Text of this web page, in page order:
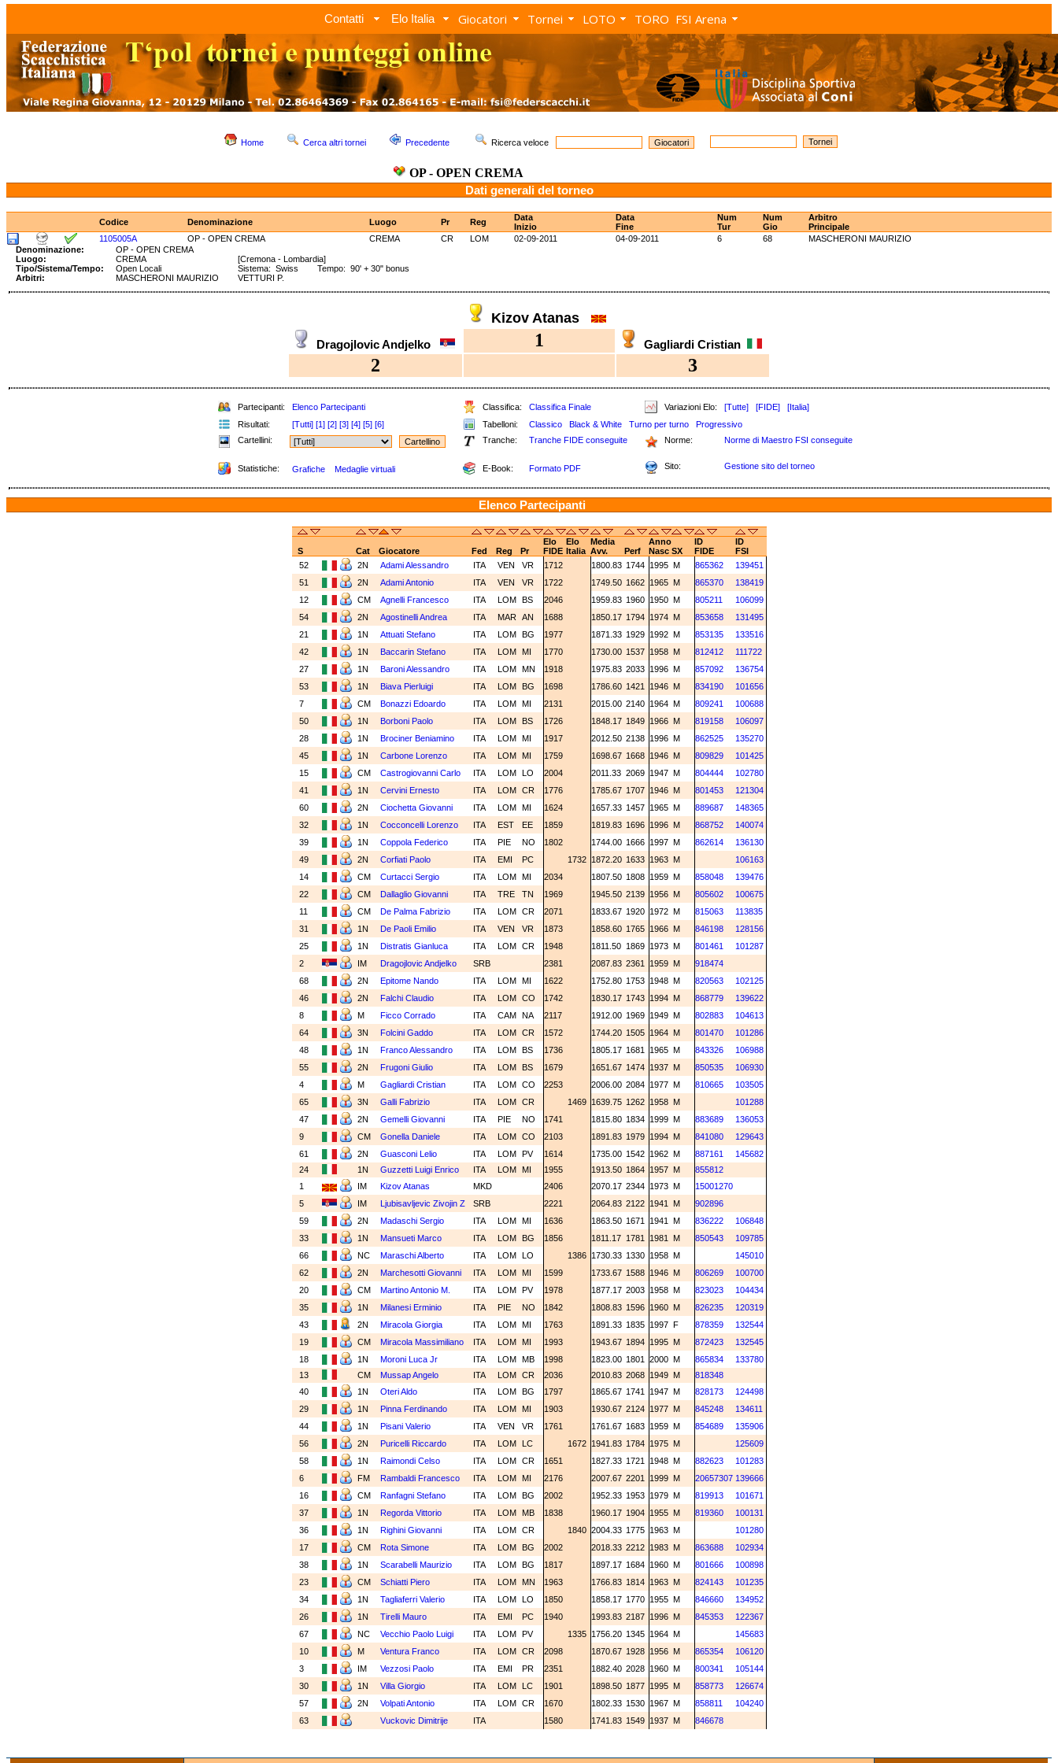
Contatti Elo Italia Giocatori Tornei LOTO TORO FSI Arena
Home Cerca altri tornei Precedente Ricerca veloce
OP - OPEN CREMA
Dati generali del torneo
Codice Denominazione Luogo Pr Reg
Data
Inizio
Data
Fine
Num
Tur
Num
Gio
Arbitro
Principale
1105005A
OP - OPEN CREMA CREMA CR LOM 02-09-2011 04-09-2011 6 68
MASCHERONI MAURIZIO
Denominazione:
OP - OPEN CREMA
Luogo:
CREMA
[Cremona - Lombardia]
Tipo/Sistema/Tempo:
Open Locali
Sistema: Swiss Tempo: 90' + 30" bonus
Arbitri:
MASCHERONI MAURIZIO VETTURI P.
Kizov Atanas
Dragojlovic Andjelko 1 Gagliardi Cristian
2 3
Partecipanti: Elenco Partecipanti Classifica: Classifica Finale Variazioni Elo: [Tutte] [FIDE]
[Italia]
Risultati:
[Tutti] [1] [2] [3] [4] [5] [6] Tabelloni: Classico Black & White Turno per turno
Progressivo
Cartellini:
Tranche: Tranche FIDE conseguite Norme: Norme di Maestro FSI conseguite
Statistiche: Grafiche Medaglie virtuali E-Book: Formato PDF Sito: Gestione sito del torneo
Elenco Partecipanti
Elo Elo Media Anno ID
ID
S
Cat Giocatore Fed Reg Pr FIDE Italia Avv. Perf Nasc SX FIDE
FSI
52
2N Adami Alessandro ITA VEN VR 1712 1800.83 1744 1995 M 865362
139451
51
2N Adami Antonio ITA VEN VR 1722 1749.50 1662 1965 M 865370
138419
12
CM Agnelli Francesco ITA LOM BS 2046 1959.83 1960 1950 M 805211
106099
54
2N Agostinelli Andrea ITA MAR AN 1688 1850.17 1794 1974 M 853658
131495
21
1N Attuati Stefano ITA LOM BG 1977 1871.33 1929 1992 M 853135
133516
42
1N Baccarin Stefano ITA LOM MI 1770 1730.00 1537 1958 M 812412
111722
27
1N Baroni Alessandro ITA LOM MN 1918 1975.83 2033 1996 M 857092
136754
53
1N Biava Pierluigi ITA LOM BG 1698 1786.60 1421 1946 M 834190
101656
7
CM Bonazzi Edoardo ITA LOM MI 2131 2015.00 2140 1964 M 809241
100688
50
1N Borboni Paolo ITA LOM BS 1726 1848.17 1849 1966 M 819158
106097
28
1N Brociner Beniamino ITA LOM MI 1917 2012.50 2138 1996 M 862525
135270
45
1N Carbone Lorenzo ITA LOM MI 1759 1698.67 1668 1946 M 809829
101425
15
CM Castrogiovanni Carlo ITA LOM LO 2004 2011.33 2069 1947 M 804444
102780
41
1N Cervini Ernesto ITA LOM CR 1776 1785.67 1707 1946 M 801453
121304
60
2N Ciochetta Giovanni ITA LOM MI 1624 1657.33 1457 1965 M 889687
148365
32
1N Cocconcelli Lorenzo ITA EST EE 1859 1819.83 1696 1996 M 868752
140074
39
1N Coppola Federico ITA PIE NO 1802 1744.00 1666 1997 M 862614
136130
49
2N Corfiati Paolo ITA EMI PC 1732 1872.20 1633 1963 M
106163
14
CM Curtacci Sergio ITA LOM MI 2034 1807.50 1808 1959 M 858048
139476
22
CM Dallaglio Giovanni ITA TRE TN 1969 1945.50 2139 1956 M 805602
100675
11
CM De Palma Fabrizio ITA LOM CR 2071 1833.67 1920 1972 M 815063
113835
31
1N De Paoli Emilio ITA VEN VR 1873 1858.60 1765 1966 M 846198
128156
25
1N Distratis Gianluca ITA LOM CR 1948 1811.50 1869 1973 M 801461
101287
2
IM Dragojlovic Andjelko SRB 2381 2087.83 2361 1959 M
918474
68
2N Epitome Nando ITA LOM MI 1622 1752.80 1753 1948 M 820563
102125
46
2N Falchi Claudio ITA LOM CO 1742 1830.17 1743 1994 M 868779
139622
8
M Ficco Corrado ITA CAM NA 2117 1912.00 1969 1949 M 802883
104613
64
3N Folcini Gaddo ITA LOM CR 1572 1744.20 1505 1964 M 801470
101286
48
1N Franco Alessandro ITA LOM BS 1736 1805.17 1681 1965 M 843326
106988
55
2N Frugoni Giulio ITA LOM BS 1679 1651.67 1474 1937 M 850535
106930
4
M Gagliardi Cristian ITA LOM CO 2253 2006.00 2084 1977 M 810665
103505
65
3N Galli Fabrizio ITA LOM CR 1469 1639.75 1262 1958 M
101288
47
2N Gemelli Giovanni ITA PIE NO 1741 1815.80 1834 1999 M 883689
136053
9
CM Gonella Daniele ITA LOM CO 2103 1891.83 1979 1994 M 841080
129643
61
2N Guasconi Lelio ITA LOM PV 1614 1735.00 1542 1962 M 887161
145682
24
1N Guzzetti Luigi Enrico ITA LOM MI 1955 1913.50 1864 1957 M
855812
1
IM Kizov Atanas MKD 2406 2070.17 2344 1973 M
15001270
5
IM Ljubisavljevic Zivojin Z SRB 2221 2064.83 2122 1941 M
902896
59
2N Madaschi Sergio ITA LOM MI 1636 1863.50 1671 1941 M 836222
106848
33
1N Mansueti Marco ITA LOM BG 1856 1811.17 1781 1981 M 850543
109785
66
NC Maraschi Alberto ITA LOM LO 1386 1730.33 1330 1958 M
145010
62
2N Marchesotti Giovanni ITA LOM MI 1599 1733.67 1588 1946 M 806269
100700
20
CM Martino Antonio M. ITA LOM PV 1978 1877.17 2003 1958 M 823023
104434
35
1N Milanesi Erminio ITA PIE NO 1842 1808.83 1596 1960 M 826235
120319
43
2N Miracola Giorgia ITA LOM MI 1763 1891.33 1835 1997 F 878359
132544
19
CM Miracola Massimiliano ITA LOM MI 1993 1943.67 1894 1995 M 872423
132545
18
1N Moroni Luca Jr ITA LOM MB 1998 1823.00 1801 2000 M 865834
133780
13
CM Mussap Angelo ITA LOM CR 2036 2010.83 2068 1949 M
818348
40
1N Oteri Aldo ITA LOM BG 1797 1865.67 1741 1947 M 828173
124498
29
1N Pinna Ferdinando ITA LOM MI 1903 1930.67 2124 1977 M 845248
134611
44
1N Pisani Valerio ITA VEN VR 1761 1761.67 1683 1959 M 854689
135906
56
2N Puricelli Riccardo ITA LOM LC 1672 1941.83 1784 1975 M
125609
58
1N Raimondi Celso ITA LOM CR 1651 1827.33 1721 1948 M 882623
101283
6
FM Rambaldi Francesco ITA LOM MI 2176 2007.67 2201 1999 M 20657307 139666
16
CM Ranfagni Stefano ITA LOM BG 2002 1952.33 1953 1979 M 819913
101671
37
1N Regorda Vittorio ITA LOM MB 1838 1960.17 1904 1955 M 819360
100131
36
1N Righini Giovanni ITA LOM CR 1840 2004.33 1775 1963 M
101280
17
CM Rota Simone ITA LOM BG 2002 2018.33 2212 1983 M 863688
102934
38
1N Scarabelli Maurizio ITA LOM BG 1817 1897.17 1684 1960 M 801666
100898
23
CM Schiatti Piero ITA LOM MN 1963 1766.83 1814 1963 M 824143
101235
34
1N Tagliaferri Valerio ITA LOM LO 1850 1858.17 1770 1955 M 846660
134952
26
1N Tirelli Mauro ITA EMI PC 1940 1993.83 2187 1996 M 845353
122367
67
NC Vecchio Paolo Luigi ITA LOM PV 1335 1756.20 1345 1964 M
145683
10
M Ventura Franco ITA LOM CR 2098 1870.67 1928 1956 M 865354
106120
3
IM Vezzosi Paolo ITA EMI PR 2351 1882.40 2028 1960 M 800341
105144
30
1N Villa Giorgio ITA LOM LC 1901 1898.50 1877 1995 M 858773
126674
57
2N Volpati Antonio ITA LOM CR 1670 1802.33 1530 1967 M 858811
104240
63
Vuckovic Dimitrije ITA 1580 1741.83 1549 1937 M 846678